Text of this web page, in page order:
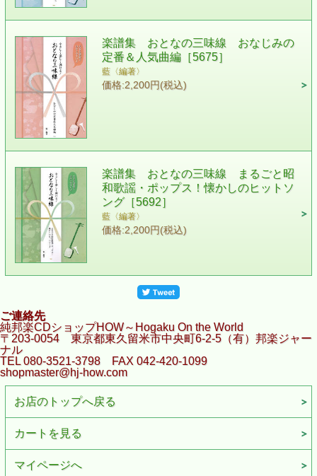
楽譜集 おとなの三味線 おなじみの
定番＆人気曲編［5675］
藍〈編著〉
価格:2,200円(税込)
楽譜集 おとなの三味線 まるごと昭
和歌謡・ポップス！懐かしのヒットソ
ング［5692］
藍〈編著〉
価格:2,200円(税込)
ご連絡先
純邦楽CDショップHOW～Hogaku On the World
〒203-0054 東京都東久留米市中央町6-2-5（有）邦楽ジャー
ナル
TEL 080-3521-3798 FAX 042-420-1099
shopmaster@hj-how.com
お店のトップへ戻る
カートを見る
マイページへ